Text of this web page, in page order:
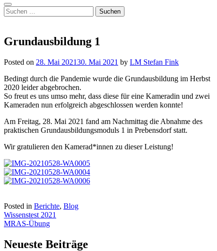
Suchen
nach:
Grundausbildung 1
Posted on 28. Mai 202130. Mai 2021 by LM Stefan Fink
Bedingt durch die Pandemie wurde die Grundausbildung im Herbst
2020 leider abgebrochen.
So freut es uns umso mehr, dass diese für eine Kameradin und zwei
Kameraden nun erfolgreich abgeschlossen werden konnte!
Am Freitag, 28. Mai 2021 fand am Nachmittag die Abnahme des
praktischen Grundausbildungsmoduls 1 in Prebensdorf statt.
Wir gratulieren den Kamerad*innen zu dieser Leistung!
Posted in Berichte, Blog
Beitragsnavigation
Wissenstest 2021
MRAS-Übung
Neueste Beiträge